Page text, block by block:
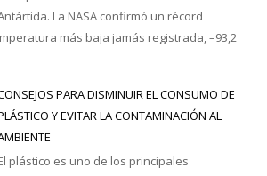
La NASA confirmó un récord
más baja jamás registrada, –93,2
PARA DISMINUIR EL CONSUMO DE
Y EVITAR LA CONTAMINACIÓN AL
plástico es uno de los principales